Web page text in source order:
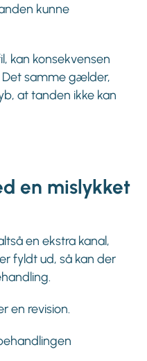
kunne
kan konsekvensen
Det samme gælder,
at tanden ikke kan
en mislykket
en ekstra kanal,
fyldt ud, så kan der
en revision.